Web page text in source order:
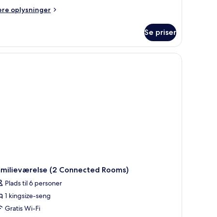
oplysninger
Se priser
udsigt over havet.
(2 Connected Rooms)
Plads til 6 personer
1 kingsize-seng
Gratis Wi-Fi